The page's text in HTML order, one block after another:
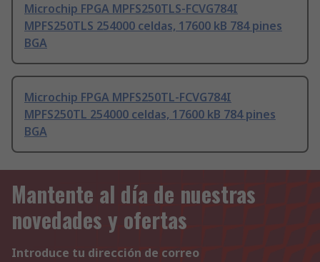
Microchip FPGA MPFS250TLS-FCVG784I
MPFS250TLS 254000 celdas, 17600 kB 784 pines
BGA
Microchip FPGA MPFS250TL-FCVG784I
MPFS250TL 254000 celdas, 17600 kB 784 pines
BGA
Mantente al día de nuestras
novedades y ofertas
Introduce tu dirección de correo